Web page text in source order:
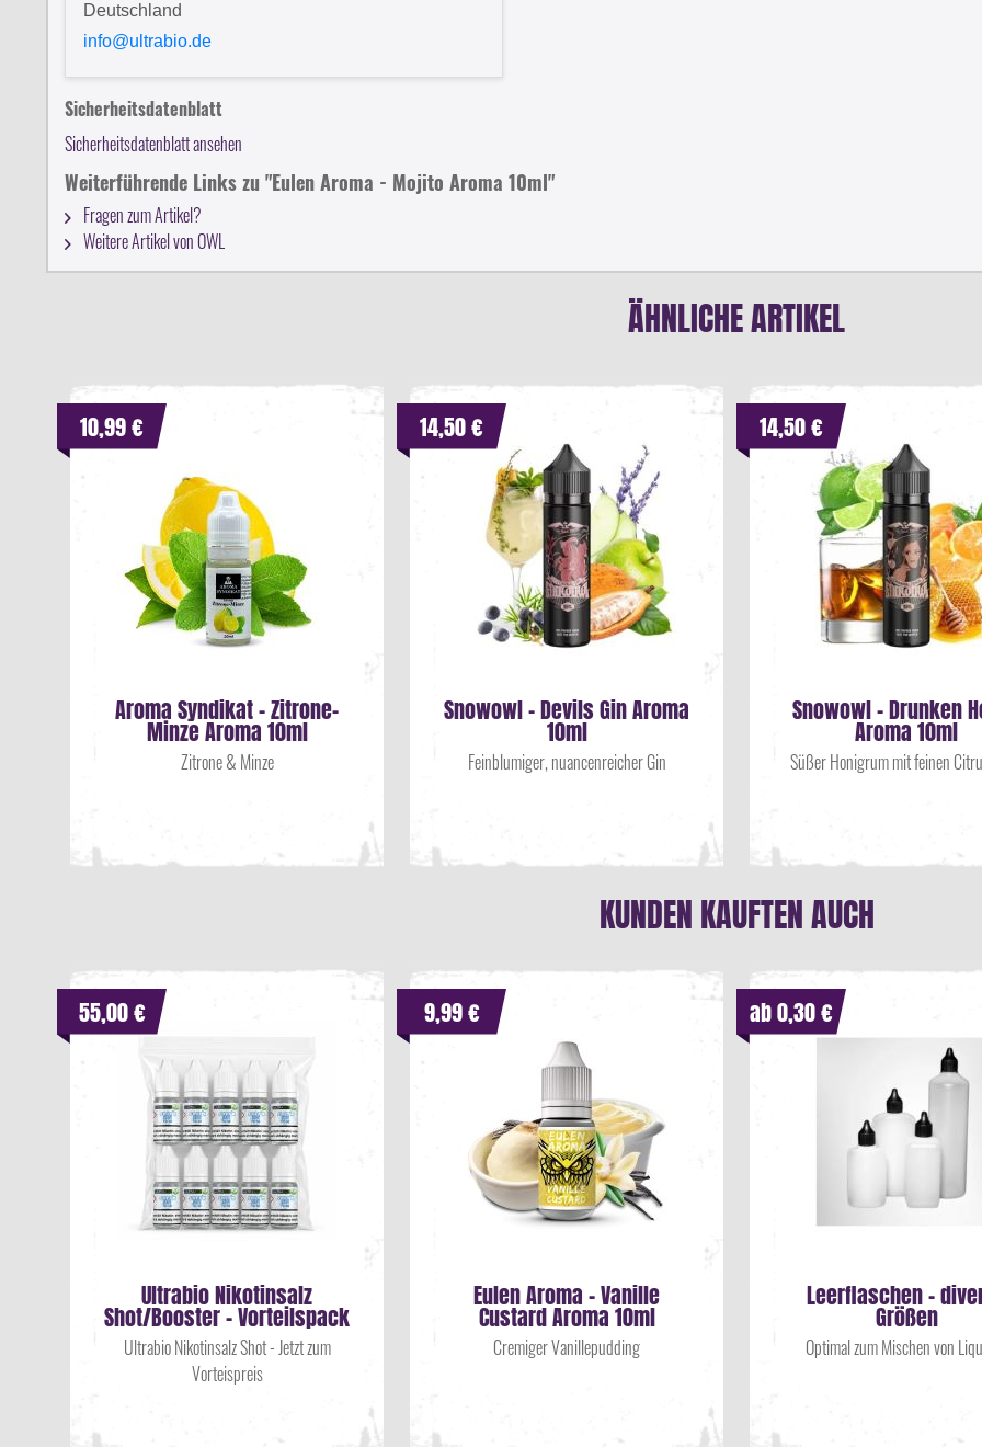
Deutschland
info@ultrabio.de
Sicherheitsdatenblatt
Sicherheitsdatenblatt ansehen
Weiterführende Links zu "Eulen Aroma - Mojito Aroma 10ml"
Fragen zum Artikel?
Weitere Artikel von OWL
ÄHNLICHE ARTIKEL
Aroma Syndikat - Zitrone-
Minze Aroma 10ml
Zitrone & Minze
10,99 €
Snowowl - Devils Gin Aroma
10ml
Feinblumiger, nuancenreicher Gin
14,50 €
Snowowl - Drunken
Aroma 10ml
Süßer Honigrum mit feinen
14,50 €
KUNDEN KAUFTEN AUCH
Ultrabio Nikotinsalz
Shot/Booster - Vorteilspack
Ultrabio Nikotinsalz Shot - Jetzt zum
Vorteispreis
55,00 €
Eulen Aroma - Vanille
Custard Aroma 10ml
Cremiger Vanillepudding
9,99 €
Leerflaschen -
Größen
Optimal zum Mischen von
ab 0,30 €